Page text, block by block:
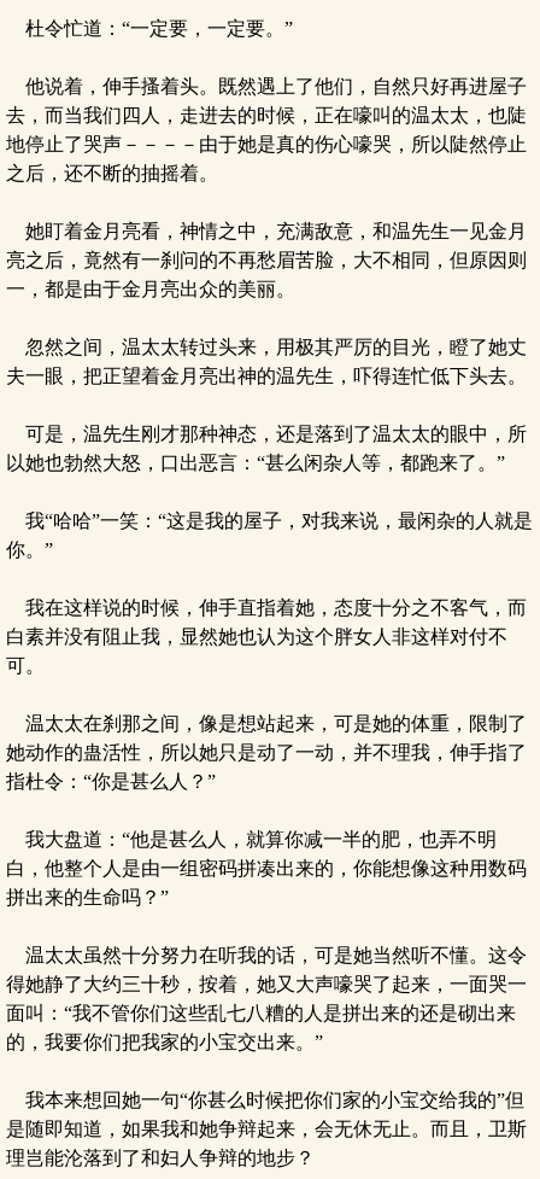
杜令忙道：“一定要，一定要。”
他说着，伸手搔着头。既然遇上了他们，自然只好再进屋子
去，而当我们四人，走进去的时候，正在嚎叫的温太太，也陡
地停止了哭声－－－－由于她是真的伤心嚎哭，所以陡然停止
之后，还不断的抽摇着。
她盯着金月亮看，神情之中，充满敌意，和温先生一见金月
亮之后，竟然有一刹问的不再愁眉苦脸，大不相同，但原因则
一，都是由于金月亮出众的美丽。
忽然之间，温太太转过头来，用极其严厉的目光，瞪了她丈
夫一眼，把正望着金月亮出神的温先生，吓得连忙低下头去。
可是，温先生刚才那种神态，还是落到了温太太的眼中，所
以她也勃然大怒，口出恶言：“甚么闲杂人等，都跑来了。”
我“哈哈”一笑：“这是我的屋子，对我来说，最闲杂的人就是
你。”
我在这样说的时候，伸手直指着她，态度十分之不客气，而
白素并没有阻止我，显然她也认为这个胖女人非这样对付不
可。
温太太在刹那之间，像是想站起来，可是她的体重，限制了
她动作的蛊活性，所以她只是动了一动，并不理我，伸手指了
指杜令：“你是甚么人？”
我大盘道：“他是甚么人，就算你减一半的肥，也弄不明
白，他整个人是由一组密码拼凑出来的，你能想像这种用数码
拼出来的生命吗？”
温太太虽然十分努力在听我的话，可是她当然听不懂。这令
得她静了大约三十秒，按着，她又大声嚎哭了起来，一面哭一
面叫：“我不管你们这些乱七八糟的人是拼出来的还是砌出来
的，我要你们把我家的小宝交出来。”
我本来想回她一句“你甚么时候把你们家的小宝交给我的”但
是随即知道，如果我和她争辩起来，会无休无止。而且，卫斯
理岂能沦落到了和妇人争辩的地步？